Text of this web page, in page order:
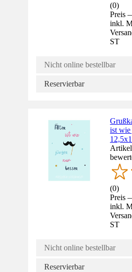
(0)
Preis
inkl.
ST
Nicht online bestellbar
Reservierbar
ist wie
(0)
Preis
inkl.
ST
Nicht online bestellbar
Reservierbar